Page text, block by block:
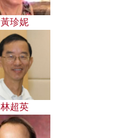
黃珍妮
林超英